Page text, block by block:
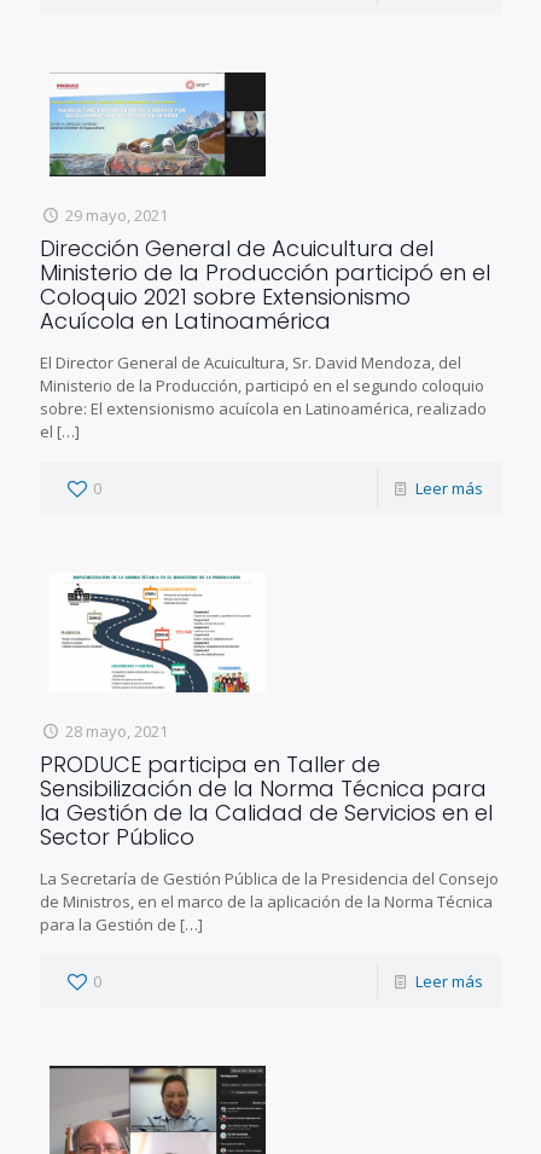
29 mayo, 2021
Dirección General de Acuicultura del
Ministerio de la Producción participó en el
Coloquio 2021 sobre Extensionismo
Acuícola en Latinoamérica
El Director General de Acuicultura, Sr. David Mendoza, del
Ministerio de la Producción, participó en el segundo coloquio
sobre: El extensionismo acuícola en Latinoamérica, realizado
el […]
0 Leer más
28 mayo, 2021
PRODUCE participa en Taller de
Sensibilización de la Norma Técnica para
la Gestión de la Calidad de Servicios en el
Sector Público
La Secretaría de Gestión Pública de la Presidencia del Consejo
de Ministros, en el marco de la aplicación de la Norma Técnica
para la Gestión de […]
0 Leer más